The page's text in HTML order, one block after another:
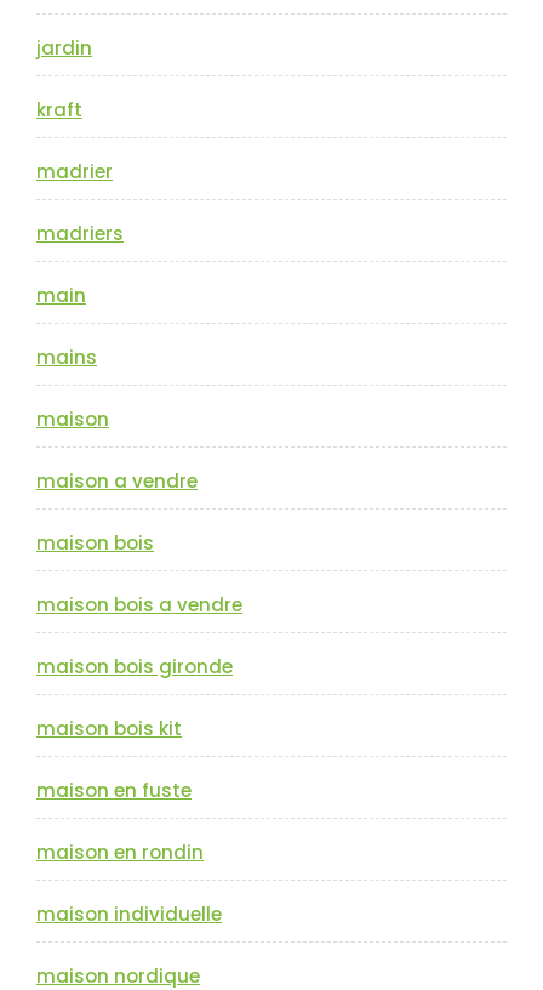
jardin
kraft
madrier
madriers
main
mains
maison
maison a vendre
maison bois
maison bois a vendre
maison bois gironde
maison bois kit
maison en fuste
maison en rondin
maison individuelle
maison nordique